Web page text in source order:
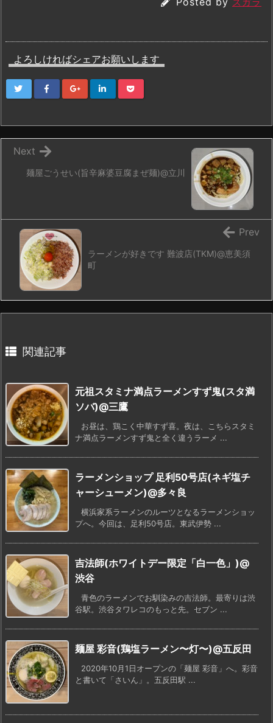
よろしければシェアお願いします
麺屋ごうせい(旨辛麻婆豆腐まぜ麺)@立川
Next
ラーメンが好きです 難波店(TKM)@恵美須
町
Prev
関連記事
元祖スタミナ満点ラーメンすず鬼(スタ満
ソバ)@三鷹
お昼は、鶏こく中華すず喜。夜は、こちらスタミ
ナ満点ラーメンすず鬼と全く違うラーメ ...
ラーメンショップ 足利50号店(ネギ塩チ
ャーシューメン)@多々良
横浜家系ラーメンのルーツとなるラーメンショッ
プへ。今回は、足利50号店。東武伊勢 ...
吉法師(ホワイトデー限定「白一色」)@
渋谷
青色のラーメンでお馴染みの吉法師。最寄りは渋
谷駅。渋谷タワレコのもっと先。セブン ...
麺屋 彩音(鶏塩ラーメン〜灯〜)@五反田
2020年10月1日オープンの「麺屋 彩音」へ。彩音
と書いて「さいん」。五反田駅 ...